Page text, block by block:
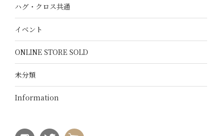
ハグ・クロス共通
イベント
ONLINE STORE SOLD
未分類
Information